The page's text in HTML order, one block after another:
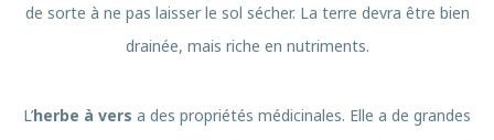
de sorte à ne pas laisser le sol sécher. La terre devra être bien
drainée, mais riche en nutriments.
L’herbe à vers a des propriétés médicinales. Elle a de grandes